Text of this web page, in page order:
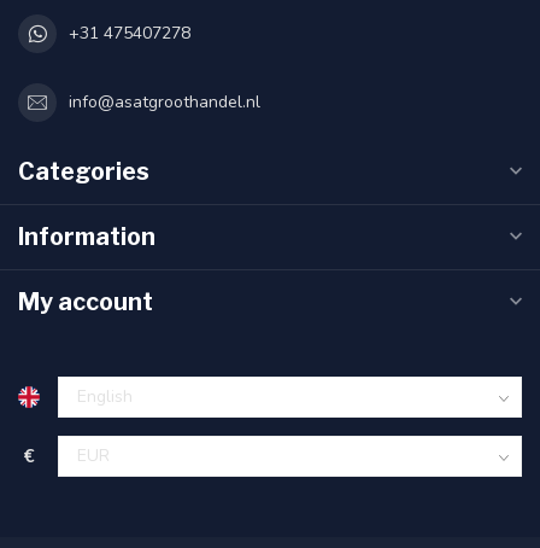
+31 475407278
info@asatgroothandel.nl
Categories
Information
My account
€